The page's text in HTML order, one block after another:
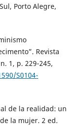
Porto Alegre,
Revista
1, p. 229-245,
S0104-
de la realidad: un
la mujer. 2 ed.